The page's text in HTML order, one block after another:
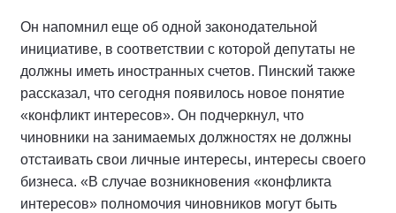
Он напомнил еще об одной законодательной
инициативе, в соответствии с которой депутаты не
должны иметь иностранных счетов. Пинский также
рассказал, что сегодня появилось новое понятие
«конфликт интересов». Он подчеркнул, что
чиновники на занимаемых должностях не должны
отстаивать свои личные интересы, интересы своего
бизнеса. «В случае возникновения «конфликта
интересов» полномочия чиновников могут быть